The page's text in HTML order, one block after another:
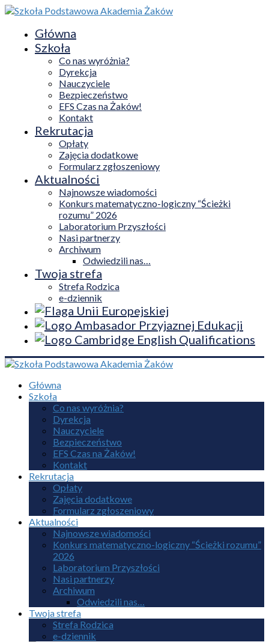
Główna
Szkoła
Co nas wyróżnia?
Dyrekcja
Nauczyciele
Bezpieczeństwo
EFS Czas na Żaków!
Kontakt
Rekrutacja
Opłaty
Zajęcia dodatkowe
Formularz zgłoszeniowy
Aktualności
Najnowsze wiadomości
Konkurs matematyczno-logiczny “Ścieżki
rozumu” 2026
Laboratorium Przyszłości
Nasi partnerzy
Archiwum
Odwiedzili nas…
Twoja strefa
Strefa Rodzica
e-dziennik
Główna
Szkoła
Co nas wyróżnia?
Dyrekcja
Nauczyciele
Bezpieczeństwo
EFS Czas na Żaków!
Kontakt
Rekrutacja
Opłaty
Zajęcia dodatkowe
Formularz zgłoszeniowy
Aktualności
Najnowsze wiadomości
Konkurs matematyczno-logiczny “Ścieżki rozumu”
2026
Laboratorium Przyszłości
Nasi partnerzy
Archiwum
Odwiedzili nas…
Twoja strefa
Strefa Rodzica
e-dziennik